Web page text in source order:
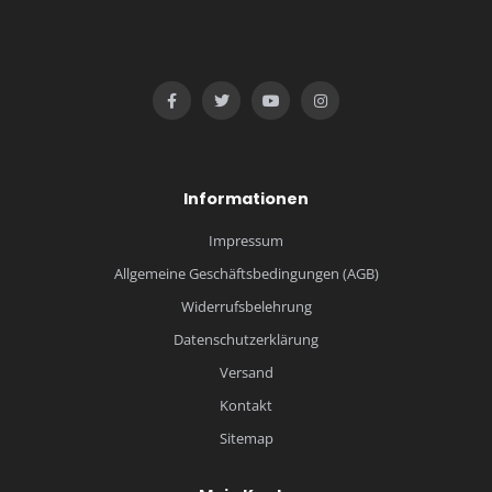
Informationen
Impressum
Allgemeine Geschäftsbedingungen (AGB)
Widerrufsbelehrung
Datenschutzerklärung
Versand
Kontakt
Sitemap